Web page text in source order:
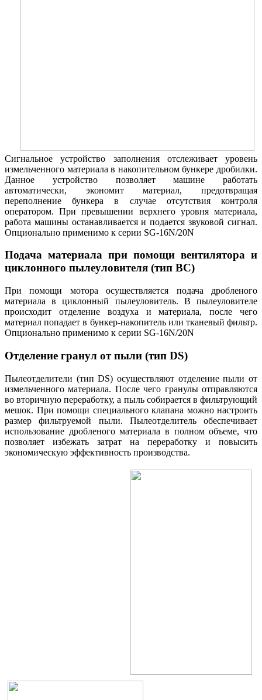
Сигнальное устройство заполнения отслеживает уровень
измельченного материала в накопительном бункере дробилки.
Данное устройство позволяет машине работать
автоматически, экономит материал, предотвращая
переполнение бункера в случае отсутствия контроля
оператором. При превышении верхнего уровня материала,
работа машины останавливается и подается звуковой сигнал.
Опционально применимо к серии SG-16N/20N
Подача материала при помощи вентилятора и
циклонного пылеуловителя (тип BC)
При помощи мотора осуществляется подача дробленого
материала в циклонный пылеуловитель. В пылеуловителе
происходит отделение воздуха и материала, после чего
материал попадает в бункер-накопитель или тканевый фильтр.
Опционально применимо к серии SG-16N/20N
Отделение гранул от пыли (тип DS)
Пылеотделители (тип DS) осуществляют отделение пыли от
измельченного материала. После чего гранулы отправляются
во вторичную переработку, а пыль собирается в фильтрующий
мешок. При помощи специального клапана можно настроить
размер фильтруемой пыли. Пылеотделитель обеспечивает
использование дробленого материала в полном объеме, что
позволяет избежать затрат на переработку и повысить
экономическую эффективность производства.